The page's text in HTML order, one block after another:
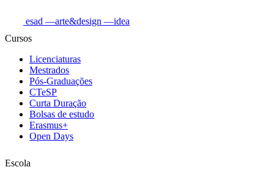
esad —arte&design —idea
Cursos
Licenciaturas
Mestrados
Pós-Graduações
CTeSP
Curta Duração
Bolsas de estudo
Erasmus+
Open Days
Escola